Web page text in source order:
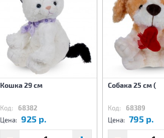
Кошка 29 см
Код: 68382
Цена: 925 р.
Собака 25 см (
Код: 68389
Цена: 795 р.